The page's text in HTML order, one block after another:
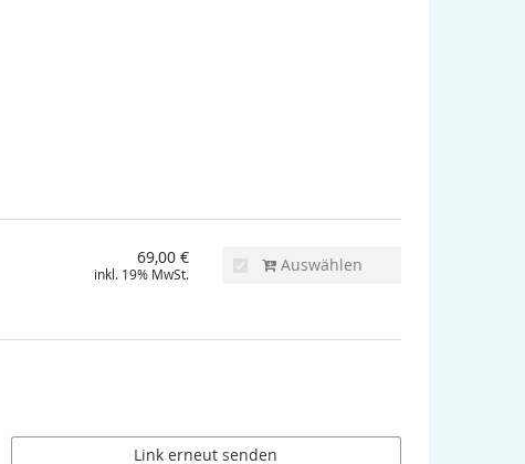
69,00 €
inkl. 19% MwSt. Auswählen
Link erneut senden